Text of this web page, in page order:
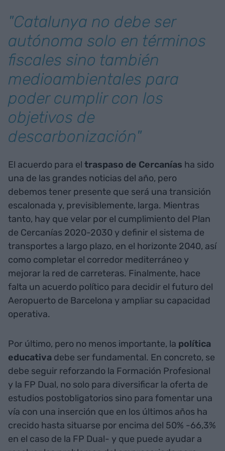
"Catalunya no debe ser
autónoma solo en términos
fiscales sino también
medioambientales para
poder cumplir con los
objetivos de
descarbonización"
El acuerdo para el traspaso de Cercanías ha sido
una de las grandes noticias del año, pero
debemos tener presente que será una transición
escalonada y, previsiblemente, larga. Mientras
tanto, hay que velar por el cumplimiento del Plan
de Cercanías 2020-2030 y definir el sistema de
transportes a largo plazo, en el horizonte 2040, así
como completar el corredor mediterráneo y
mejorar la red de carreteras. Finalmente, hace
falta un acuerdo político para decidir el futuro del
Aeropuerto de Barcelona y ampliar su capacidad
operativa.
Por último, pero no menos importante, la política
educativa debe ser fundamental. En concreto, se
debe seguir reforzando la Formación Profesional
y la FP Dual, no solo para diversificar la oferta de
estudios postobligatorios sino para fomentar una
vía con una inserción que en los últimos años ha
crecido hasta situarse por encima del 50% -66,3%
en el caso de la FP Dual- y que puede ayudar a